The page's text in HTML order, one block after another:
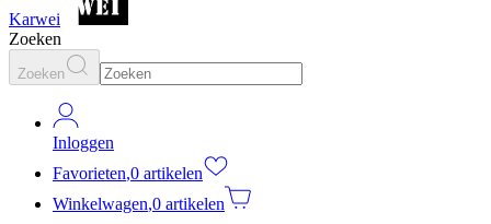
Karwei
Zoeken
Zoeken
Inloggen
Favorieten,0 artikelen
Winkelwagen,0 artikelen